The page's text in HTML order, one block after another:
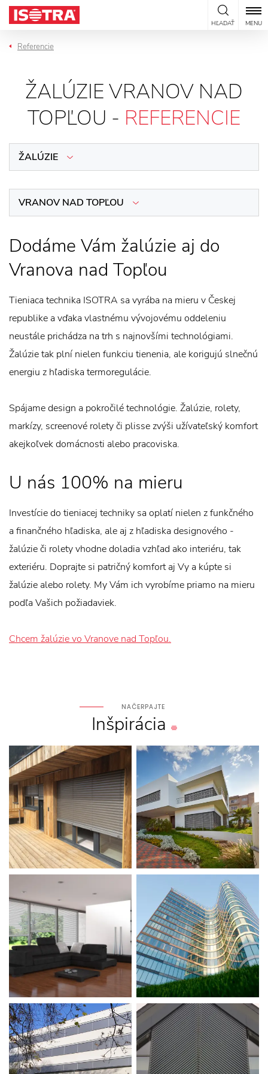
Preskočiť na obsah
HĽADAŤ MENU
Referencie
ŽALÚZIE VRANOV NAD
TOPĽOU - REFERENCIE
ŽALÚZIE
VRANOV NAD TOPĽOU
Dodáme Vám žalúzie aj do
Vranova nad Topľou
Tieniaca technika ISOTRA sa vyrába na mieru v Českej
republike a vďaka vlastnému vývojovému oddeleniu
neustále prichádza na trh s najnovšími technológiami.
Žalúzie tak plní nielen funkciu tienenia, ale korigujú slnečnú
energiu z hľadiska termoregulácie.
Spájame design a pokročilé technológie. Žalúzie, rolety,
markízy, screenové rolety či plisse zvýši užívateľský komfort
akejkoľvek domácnosti alebo pracoviska.
U nás 100% na mieru
Investície do tieniacej techniky sa oplatí nielen z funkčného
a finančného hľadiska, ale aj z hľadiska designového -
žalúzie či rolety vhodne doladia vzhľad ako interiéru, tak
exteriéru. Doprajte si patričný komfort aj Vy a kúpte si
žalúzie alebo rolety. My Vám ich vyrobíme priamo na mieru
podľa Vašich požiadaviek.
Chcem žalúzie vo Vranove nad Topľou.
NAČERPAJTE
Inšpirácia